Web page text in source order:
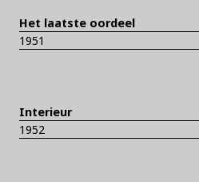
Het laatste oordeel
1951
Interieur
1952